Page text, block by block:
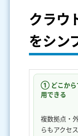
クラウ
をシン
① どこから
用できる
複数拠点・
らもアクセス